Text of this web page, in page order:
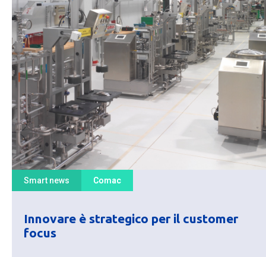
Smart news Comac
Innovare è strategico per il customer
focus